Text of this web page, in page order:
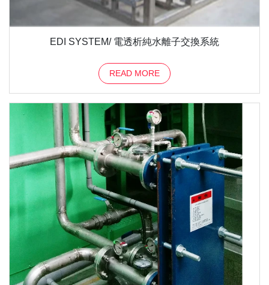
EDI SYSTEM/ 電透析純水離子交換系統
READ MORE